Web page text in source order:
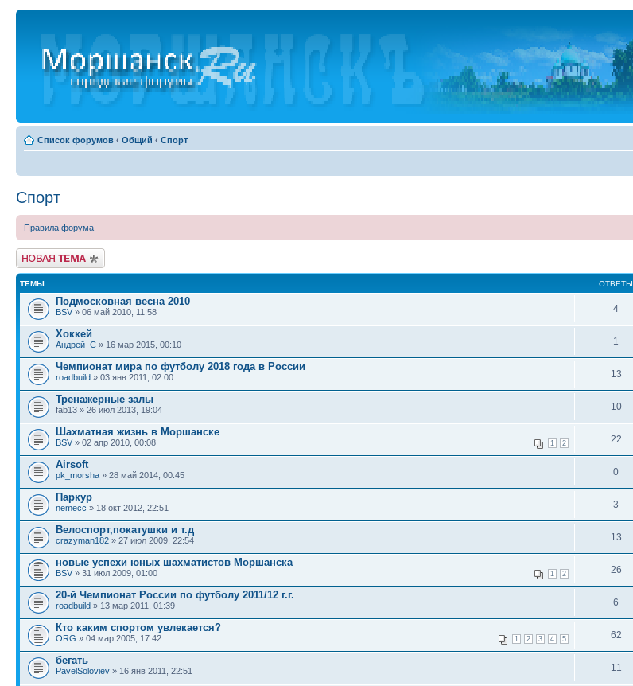
Список форумов ‹ Общий ‹ Спорт
Спорт
Правила форума
Новая тема
ТЕМЫ ОТВЕТЫ
Подмосковная весна 2010
BSV » 06 май 2010, 11:58 4
Хоккей
Андрей_С » 16 мар 2015, 00:10 1
Чемпионат мира по футболу 2018 года в России
roadbuild » 03 янв 2011, 02:00 13
Тренажерные залы
fab13 » 26 июл 2013, 19:04 10
Шахматная жизнь в Моршанске
1 2
BSV » 02 апр 2010, 00:08 22
Airsoft
pk_morsha » 28 май 2014, 00:45 0
Паркур
nemecc » 18 окт 2012, 22:51 3
Велоспорт,покатушки и т.д
crazyman182 » 27 июл 2009, 22:54 13
новые успехи юных шахматистов Моршанска
1 2
BSV » 31 июл 2009, 01:00 26
20-й Чемпионат России по футболу 2011/12 г.г.
roadbuild » 13 мар 2011, 01:39 6
Кто каким спортом увлекается?
1 2 3 4 5
ORG » 04 мар 2005, 17:42 62
бегать
PavelSoloviev » 16 янв 2011, 22:51 11